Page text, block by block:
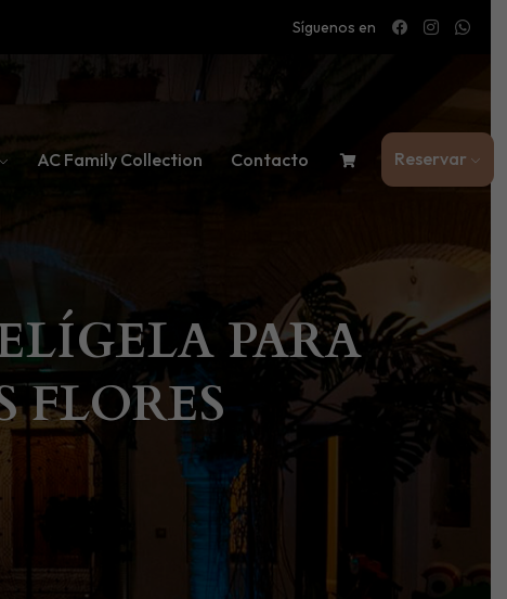
Síguenos en
AC Family Collection Contacto Reservar
PARA
FLORES